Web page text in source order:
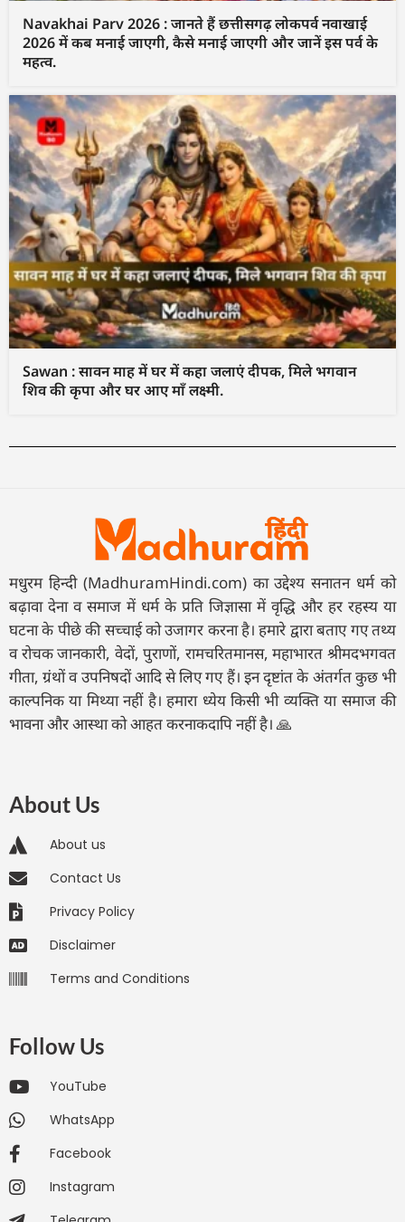
Navakhai Parv 2026 : जानते हैं छत्तीसगढ़ लोकपर्व नवाखाई
2026 में कब मनाई जाएगी, कैसे मनाई जाएगी और जानें इस पर्व के
महत्व.
Sawan : सावन माह में घर में कहा जलाएं दीपक, मिले भगवान
शिव की कृपा और घर आए माँ लक्ष्मी.
मधुरम हिन्दी (MadhuramHindi.com) का उद्देश्य सनातन धर्म को
बढ़ावा देना व समाज में धर्म के प्रति जिज्ञासा में वृद्धि और हर रहस्य या
घटना के पीछे की सच्चाई को उजागर करना है। हमारे द्वारा बताए गए तथ्य
व रोचक जानकारी, वेदों, पुराणों, रामचरितमानस, महाभारत श्रीमदभगवत
गीता, ग्रंथों व उपनिषदों आदि से लिए गए हैं। इन दृष्टांत के अंतर्गत कुछ भी
काल्पनिक या मिथ्या नहीं है। हमारा ध्येय किसी भी व्यक्ति या समाज की
भावना और आस्था को आहत करनाकदापि नहीं है। 🙏
About Us
About us
Contact Us
Privacy Policy
Disclaimer
Terms and Conditions
Follow Us
YouTube
WhatsApp
Facebook
Instagram